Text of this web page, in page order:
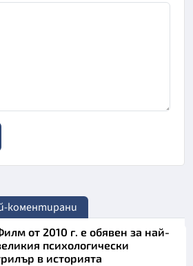
коментирани
от 2010 г. е обявен за най-
психологически
в историята